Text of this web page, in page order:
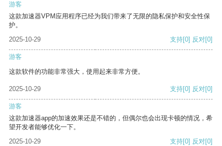
游客
这款加速器VPM应用程序已经为我们带来了无限的隐私保护和安全性保
护。
2025-10-29
支持[0] 反对[0]
游客
这款软件的功能非常强大，使用起来非常方便。
2025-10-29 支持[0] 反对[0]
游客
这款加速器app的加速效果还是不错的，但偶尔也会出现卡顿的情况，希
望开发者能够优化一下。
2025-10-29
支持[0] 反对[0]